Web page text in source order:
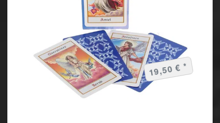
19,50 € *